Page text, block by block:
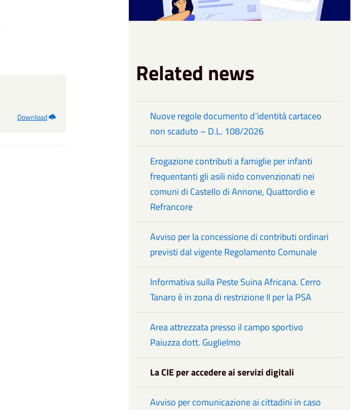
Download
Related news
Nuove regole documento d’identità cartaceo
non scaduto – D.L. 108/2026
Erogazione contributi a famiglie per infanti
frequentanti gli asili nido convenzionati nei
comuni di Castello di Annone, Quattordio e
Refrancore
Avviso per la concessione di contributi ordinari
previsti dal vigente Regolamento Comunale
Informativa sulla Peste Suina Africana. Cerro
Tanaro è in zona di restrizione II per la PSA
Area attrezzata presso il campo sportivo
Paiuzza dott. Guglielmo
La CIE per accedere ai servizi digitali
Avviso per comunicazione ai cittadini in caso